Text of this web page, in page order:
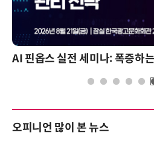
AI 핀옵스 실전 세미나: 폭증하
오피니언 많이 본 뉴스